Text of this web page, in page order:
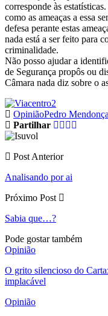
corresponde às
como as ameaças a essa
defesa perante estas
nada está a ser feito para
criminalidade.
Não posso ajudar a
de Segurança propôs ou
Câmara nada diz sobre o
OpiniãoPedro Mendonça
Partilhar
Post Anterior
Analisando por ai
Próximo Post
Sabia que…?
Pode gostar também
Opinião
O grito silencioso do
implacável
Opinião